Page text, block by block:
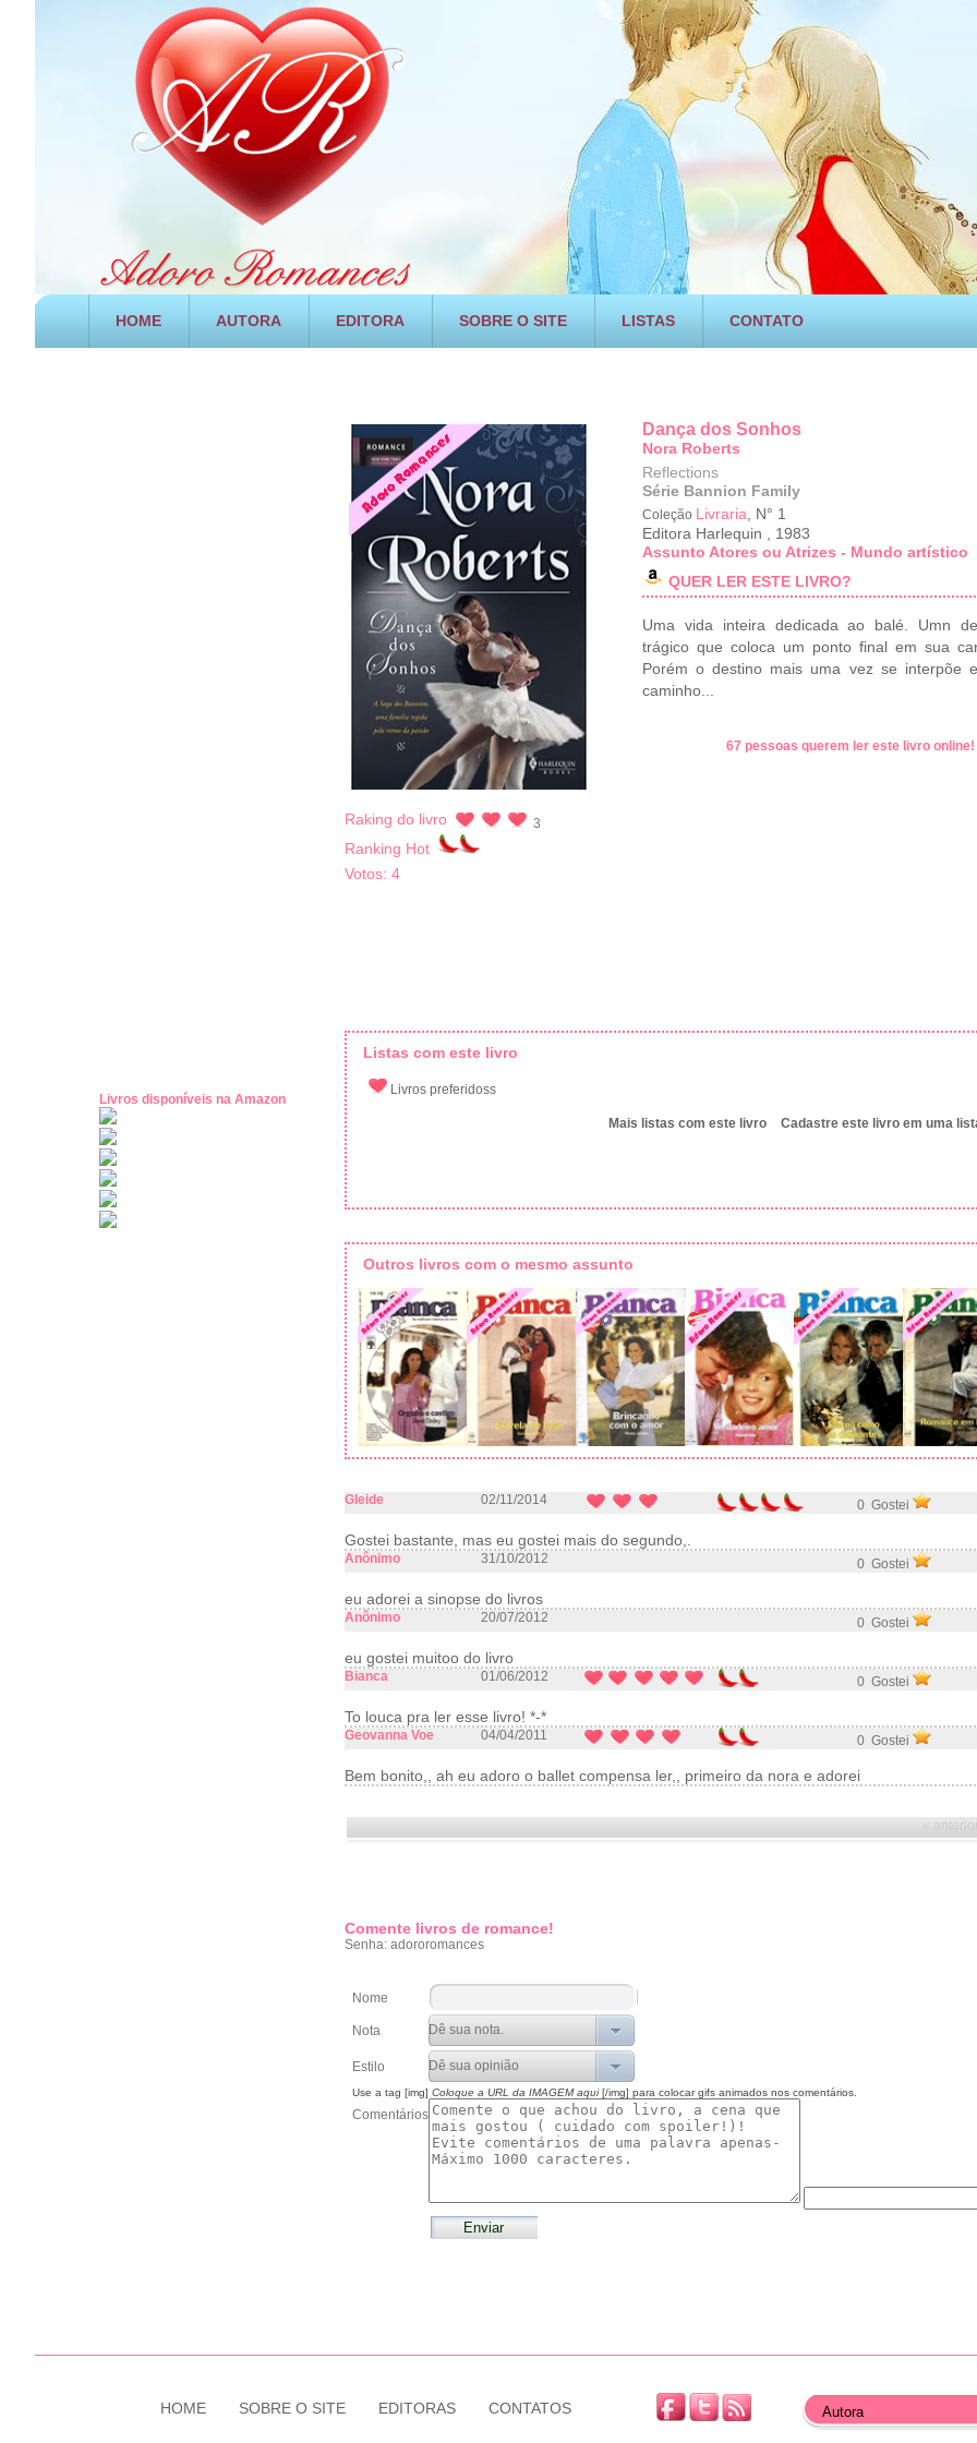
HOME AUTORA EDITORA SOBRE O SITE LISTAS CONTATO
Livros disponíveis na Amazon
Raking do livro 3
Ranking Hot
Votos: 4
Dança dos Sonhos
Nora Roberts
Reflections
Série Bannion Family
Coleção Livraria , N° 1
Editora Harlequin
1983
Assunto Atores ou Atrizes - Mundo artístico
QUER LER ESTE LIVRO?
Uma vida inteira dedicada ao balé. Umn
trágico que coloca um ponto final em sua
Porém o destino mais uma vez se interpõe
caminho...
67 pessoas querem ler este livro online!
Listas com este livro
Livros preferidoss
Mais listas com este livro Cadastre este livro em uma
Outros livros com o mesmo assunto
Gleide 02/11/2014 0 Gostei
Gostei bastante, mas eu gostei mais do segundo,.
Anônimo 31/10/2012 0 Gostei
eu adorei a sinopse do livros
Anônimo 20/07/2012 0 Gostei
eu gostei muitoo do livro
Bianca 01/06/2012 0 Gostei
To louca pra ler esse livro! *-*
Geovanna Voe 04/04/2011 0 Gostei
Bem bonito,, ah eu adoro o ballet compensa ler,, primeiro da nora e adorei
« anterior
Comente livros de romance!
Senha: adororomances
Nome
Nota
Estilo
Use a tag [img] Coloque a URL da IMAGEM aqui[/img] para colocar gifs animados nos comentários.
Comentários
HOME SOBRE O SITE EDITORAS CONTATOS